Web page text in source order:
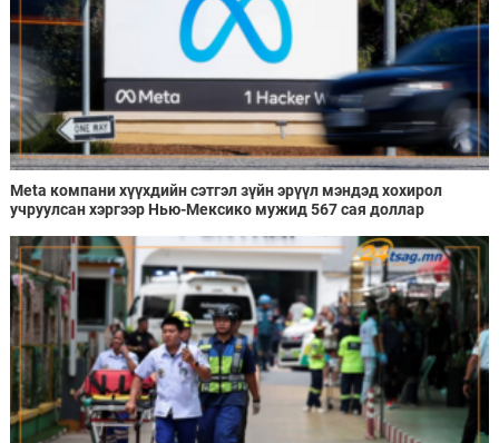
Meta компани хүүхдийн сэтгэл зүйн эрүүл мэндэд хохирол
учруулсан хэргээр Нью-Мексико мужид 567 сая доллар